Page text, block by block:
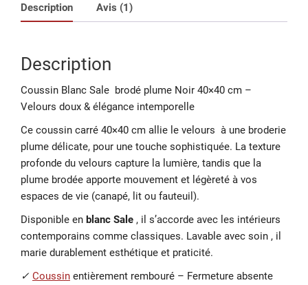
Description Avis (1)
Description
Coussin Blanc Sale brodé plume Noir 40×40 cm –
Velours doux & élégance intemporelle
Ce coussin carré 40×40 cm allie le velours à une broderie
plume délicate, pour une touche sophistiquée. La texture
profonde du velours capture la lumière, tandis que la
plume brodée apporte mouvement et légèreté à vos
espaces de vie (canapé, lit ou fauteuil).
Disponible en blanc Sale , il s’accorde avec les intérieurs
contemporains comme classiques. Lavable avec soin , il
marie durablement esthétique et praticité.
✓ Coussin entièrement rembouré – Fermeture absente